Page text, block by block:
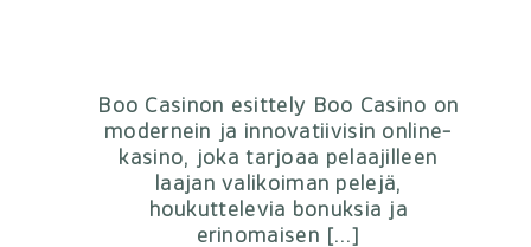
Boo Casinon esittely Boo Casino on
modernein ja innovatiivisin online-
kasino, joka tarjoaa pelaajilleen
laajan valikoiman pelejä,
houkuttelevia bonuksia ja
erinomaisen […]